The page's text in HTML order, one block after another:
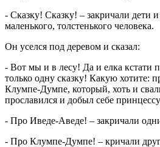
- Сказку! Сказку! – закричали дети
маленького, толстенького человека.
Он уселся под деревом и сказал:
- Вот мы и в лесу! Да и елка кстати
только одну сказку! Какую хотите:
Клумпе-Думпе, который, хоть и
прославился и добыл себе
- Про Иведе-Аведе! – закричали
- Про Клумпе-Думпе! – кричали